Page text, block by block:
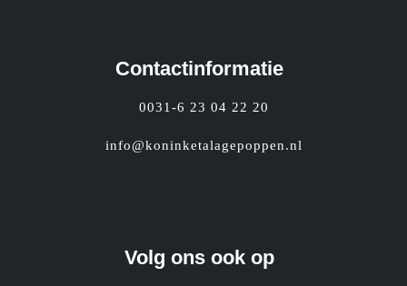
Contactinformatie
0031-6 23 04 22 20
info@koninketalagepoppen.nl
Volg ons ook op